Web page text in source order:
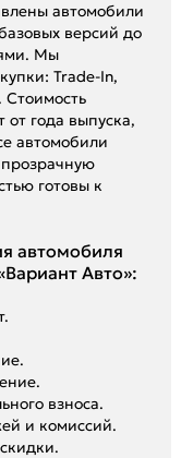
автомобили
версий до
Мы
Trade-In,
года выпуска,
автомобили
готовы к
автомобиля
Авто»:
взноса.
и комиссий.